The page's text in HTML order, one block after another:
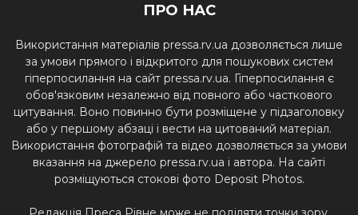
ПРО НАС
Використання матеріалів pressa.rv.ua дозволяється лише
за умови прямого і відкритого для пошукових систем
гіперпосилання на сайт pressa.rv.ua. Гіперпосилання є
обов'язковим незалежно від повного або часткового
цитування. Воно повинно бути розміщене у підзаголовку
або у першому абзаці і вести на цитований матеріал.
Використання фотографій та відео дозволяється за умови
вказання на джерело pressa.rv.ua і автора. На сайті
розміщуються стокові фото Deposit Photos.